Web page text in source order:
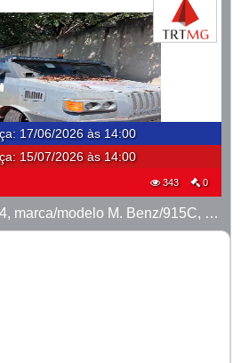
: 17/06/2026 às 14:00
15/07/2026 às 14:00
343 0
LOTE 09 - APO2114, marca/modelo M. Benz/915C, ano 2007/2008